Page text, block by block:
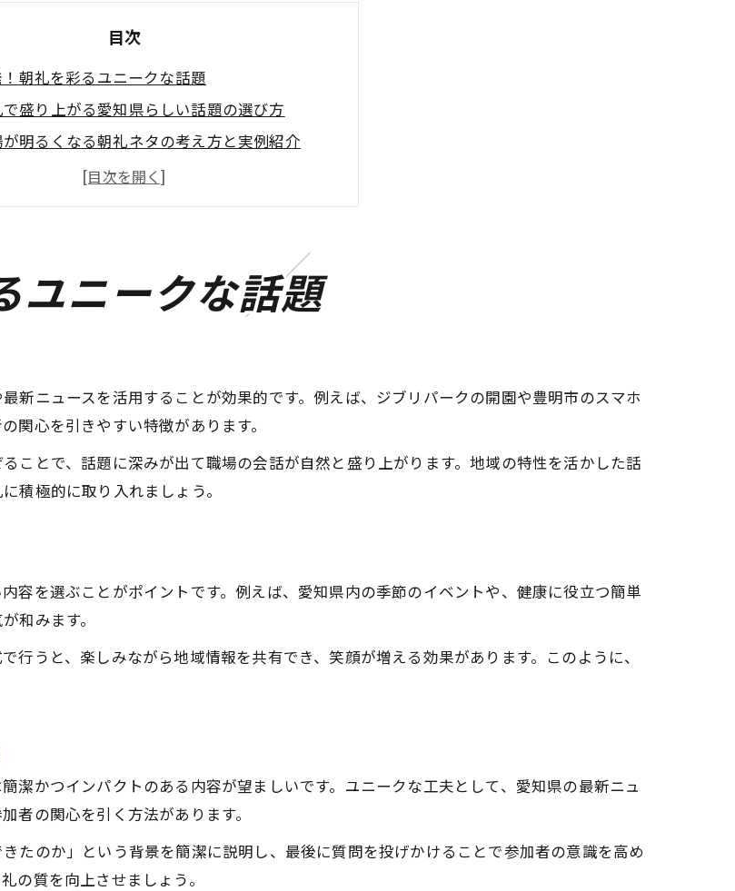
目次
朝礼を彩るユニークな話題
盛り上がる愛知県らしい話題の選び方
明るくなる朝礼ネタの考え方と実例紹介
の時間を有効活用するユニークな話題の工夫
魅力を朝礼で伝えるコツとポイント
時事ネタを活用するメリットと注意点
雰囲気作りに役立つ時事ネタの選び方
の時事ネタが職場にもたらす効果とは
はの話題で一体感を生む朝礼術
地域話題を取り入れる効果的なコツ
愛知県らしさを感じる話題事例集
定のニュースを朝礼で共有する工夫
実践したい地域密着の話題選定法
策を朝礼で伝えるヒント
体に響く五月病対策の朝礼例文
季節の変化と健康を意識する話題
の兆しに気づく朝礼での伝え方
絡めた朝礼で笑顔を広げよう
日朝礼ネタで職場の雰囲気を明るく保つ工夫
ユニークな話題
新ニュースを活用することが効果的です。例えば、ジブリパークの開園や豊明市のスマホ
関心を引きやすい特徴があります。
ことで、話題に深みが出て職場の会話が自然と盛り上がります。地域の特性を活かした話
積極的に取り入れましょう。
容を選ぶことがポイントです。例えば、愛知県内の季節のイベントや、健康に役立つ簡単
和みます。
うと、楽しみながら地域情報を共有でき、笑顔が増える効果があります。このように、
潔かつインパクトのある内容が望ましいです。ユニークな工夫として、愛知県の最新ニュ
者の関心を引く方法があります。
たのか」という背景を簡潔に説明し、最後に質問を投げかけることで参加者の意識を高め
の質を向上させましょう。